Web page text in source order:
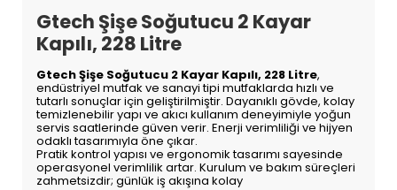
Gtech Şişe Soğutucu 2 Kayar
Kapılı, 228 Litre
Gtech Şişe Soğutucu 2 Kayar Kapılı, 228 Litre,
endüstriyel mutfak ve sanayi tipi mutfaklarda hızlı ve
tutarlı sonuçlar için geliştirilmiştir. Dayanıklı gövde, kolay
temizlenebilir yapı ve akıcı kullanım deneyimiyle yoğun
servis saatlerinde güven verir. Enerji verimliliği ve hijyen
odaklı tasarımıyla öne çıkar.
Pratik kontrol yapısı ve ergonomik tasarımı sayesinde
operasyonel verimlilik artar. Kurulum ve bakım süreçleri
zahmetsizdir; günlük iş akışına kolay